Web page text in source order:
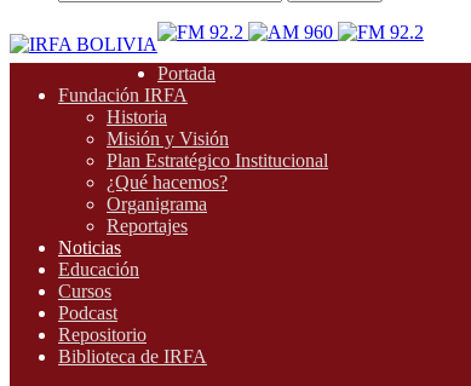
Portada
Fundación IRFA
Historia
Misión y Visión
Plan Estratégico Institucional
¿Qué hacemos?
Organigrama
Reportajes
Noticias
Educación
Cursos
Podcast
Repositorio
Biblioteca de IRFA